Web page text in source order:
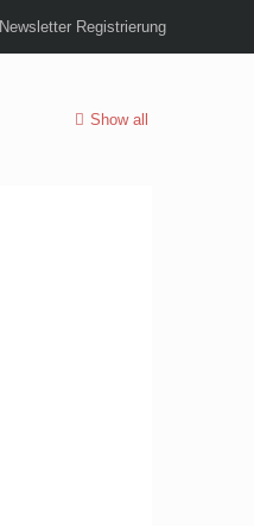
Newsletter Registrierung
Show all